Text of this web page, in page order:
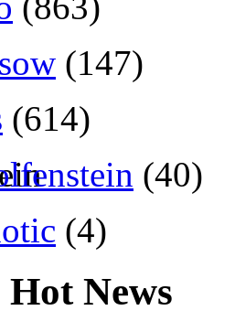
(147)
(614)
(40)
(4)
News